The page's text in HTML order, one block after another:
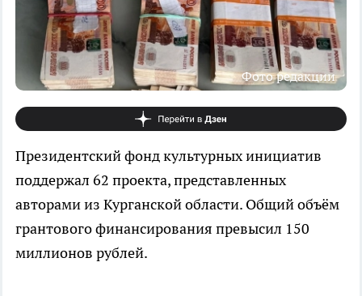
Фото редакции
Президентский фонд культурных инициатив
поддержал 62 проекта, представленных
авторами из Курганской области. Общий объём
грантового финансирования превысил 150
миллионов рублей.